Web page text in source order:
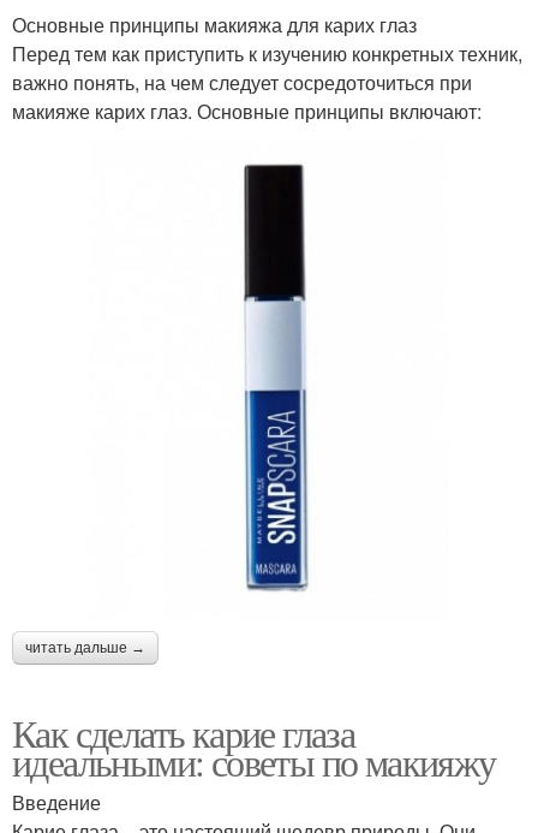
Основные принципы макияжа для карих глаз
Перед тем как приступить к изучению конкретных техник,
важно понять, на чем следует сосредоточиться при
макияже карих глаз. Основные принципы включают:
читать дальше →
Как сделать карие глаза
идеальными: советы по макияжу
Введение